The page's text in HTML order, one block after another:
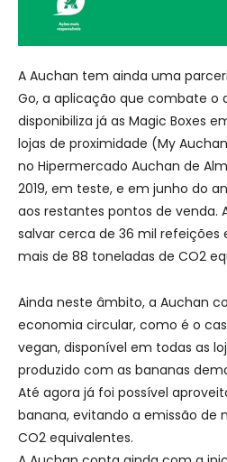
A Auchan tem ainda uma
Go, a aplicação que combate o
disponibiliza já as Magic Boxes
lojas de proximidade (My
no Hipermercado Auchan de
2019, em teste, e em junho do
aos restantes pontos de venda.
salvar cerca de 36 mil refeições
mais de 88 toneladas de CO2
Ainda neste âmbito, a Auchan
economia circular, como é o
vegan, disponível em todas as
produzido com as bananas
Até agora já foi possível
banana, evitando a emissão de
CO2 equivalentes.